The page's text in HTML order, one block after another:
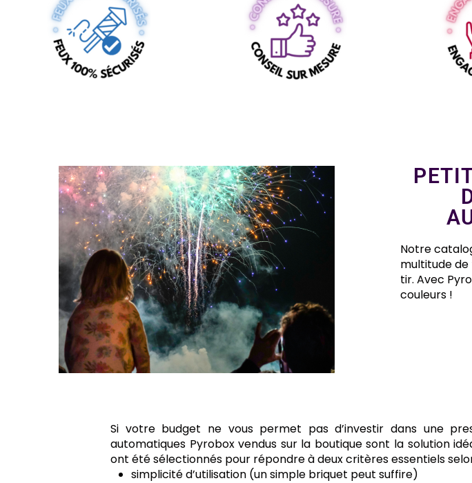
Notre
multitude de
tir. Avec
couleurs !
Si votre budget ne vous permet pas d’investir dans une
automatiques Pyrobox vendus sur la boutique sont la solution
ont été sélectionnés pour répondre à deux critères essentiels
simplicité d’utilisation (un simple briquet peut suffire)